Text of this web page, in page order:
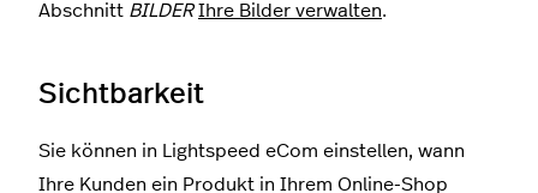
Abschnitt BILDERIhre Bilder verwalten.
Sichtbarkeit
Sie können in Lightspeed eCom einstellen, wann
Ihre Kunden ein Produkt in Ihrem Online-Shop